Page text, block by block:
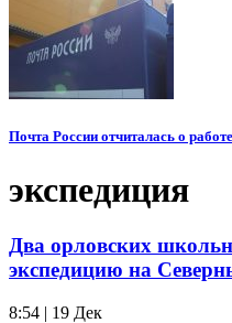
Почта России отчиталась о
экспедиция
Два орловских
экспедицию на
8:54 | 19 Дек